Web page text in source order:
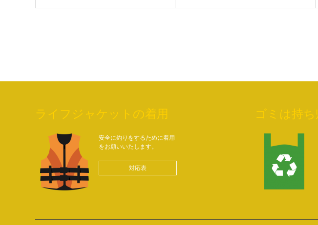
ライフジャケットの着用
安全に釣りをするために着用
をお願いいたします。
対応表
ゴミは持